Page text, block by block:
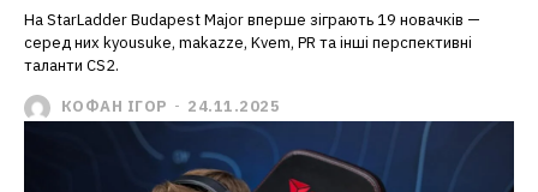
На StarLadder Budapest Major вперше зіграють 19 новачків —
серед них kyousuke, makazze, Kvem, PR та інші перспективні
таланти CS2.
КОФАН ІГОР - 24.11.2025